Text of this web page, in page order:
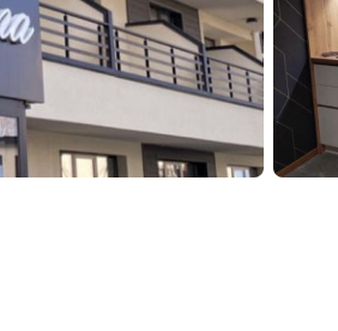
Požarevac
Požega
Sremska
Mitrovica
Bela Crkva